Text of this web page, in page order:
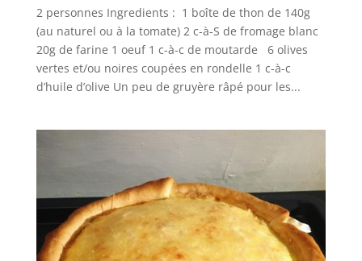
2 personnes Ingredients : 1 boîte de thon de 140g
(au naturel ou à la tomate) 2 c-à-S de fromage blanc
20g de farine 1 oeuf 1 c-à-c de moutarde 6 olives
vertes et/ou noires coupées en rondelle 1 c-à-c
d’huile d’olive Un peu de gruyère râpé pour les...